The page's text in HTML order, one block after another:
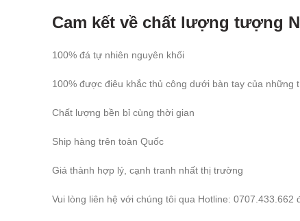
Cam kết về chất lượng tượng
100% đá tự nhiên nguyên khối
100% được điêu khắc thủ công dưới bàn tay của
Chất lượng bền bỉ cùng thời gian
Ship hàng trên toàn Quốc
Giá thành hợp lý, cạnh tranh nhất thị trường
Vui lòng liên hệ với chúng tôi qua Hotline: